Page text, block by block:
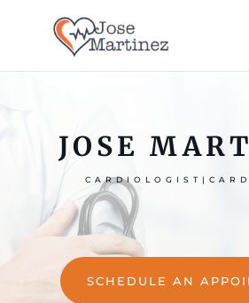
JOSE
SCHEDULE AN